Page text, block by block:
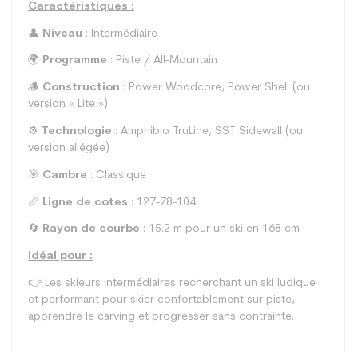
Caractéristiques :
👤 Niveau : Intermédiaire
🌍 Programme : Piste / All-Mountain
🪵 Construction : Power Woodcore, Power Shell (ou
version « Lite »)
⚙️ Technologie : Amphibio TruLine, SST Sidewall (ou
version allégée)
🎯 Cambre : Classique
📏 Ligne de cotes : 127-78-104
🔄 Rayon de courbe : 15.2 m pour un ski en 168 cm
Idéal pour :
👉 Les skieurs intermédiaires recherchant un ski ludique
et performant pour skier confortablement sur piste,
apprendre le carving et progresser sans contrainte.